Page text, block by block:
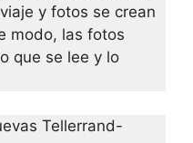
y fotos se crean
modo, las fotos
que se lee y lo
Tellerrand-